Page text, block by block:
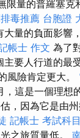
限量的普羅塞
毒推薦 台胞證
量的負面影響
帳士 作文 為了
要人行道的最
風險肯定更大。
，這是一個理想
，因為它是由
記帳士 考試科目
之旅質量低。